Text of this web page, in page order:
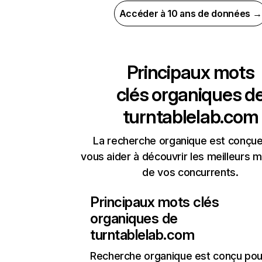
Accéder à 10 ans de données →
Principaux mots
clés organiques
turntablelab.com
La recherche organique est
vous aider à découvrir les meilleurs
de vos concurrents.
Principaux mots clés
organiques de
turntablelab.com
Recherche organique est conçu